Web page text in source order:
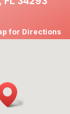
for Directions